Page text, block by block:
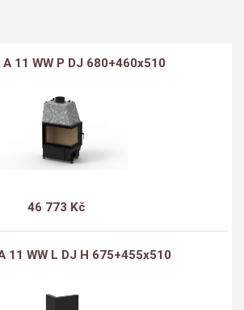
11 WW P DJ 680+460x510
46 773 Kč
11 WW L DJ H 675+455x510